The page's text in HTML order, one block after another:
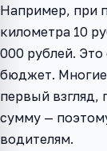
Например, при
километра 10
000 рублей. Это
бюджет. Многие
первый взгляд,
сумму —
водителям.